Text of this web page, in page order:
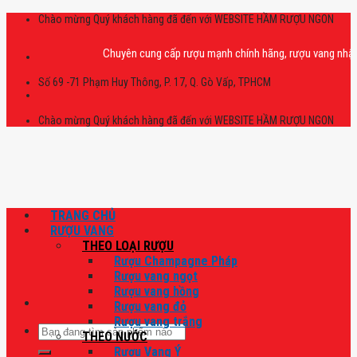
Skip
Chào mừng Quý khách hàng đã đến với WEBSITE HẦM RƯỢU NGON
Chuyên cung cấp rượu mạnh chính hãng, rượu vang nhập
Số 69 -71 Phạm Huy Thông, P. 17, Q. Gò Vấp, TPHCM
Chào mừng Quý khách hàng đã đến với WEBSITE HẦM RƯỢU NGON
Tìm
kiếm:
TRANG CHỦ
RƯỢU VANG
THEO LOẠI RƯỢU
Rượu Champagne Pháp
Rượu vang ngọt
Rượu vang hồng
Rượu vang đỏ
Rượu vang trắng
THEO NƯỚC
Rượu Vang Ý